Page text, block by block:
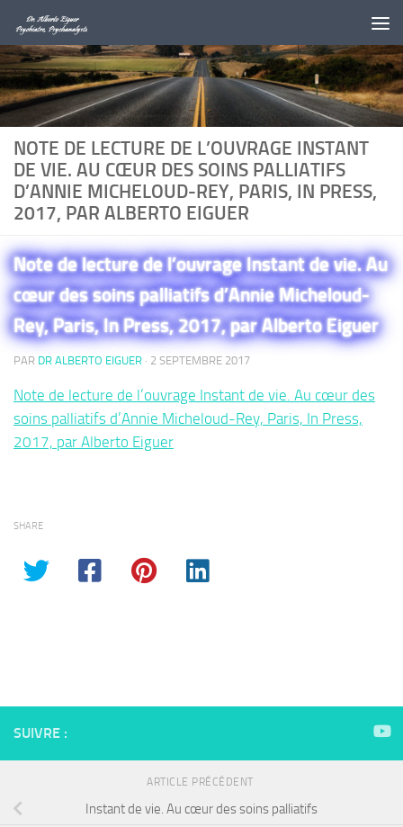
Au dessous du contenu
NOTE DE LECTURE DE L’OUVRAGE INSTANT
DE VIE. AU CŒUR DES SOINS PALLIATIFS
D’ANNIE MICHELOUD-REY, PARIS, IN PRESS,
2017, PAR ALBERTO EIGUER
Note de lecture de l’ouvrage Instant de vie. Au
cœur des soins palliatifs d’Annie Micheloud-
Rey, Paris, In Press, 2017, par Alberto Eiguer
PAR DR ALBERTO EIGUER · 2 SEPTEMBRE 2017
Note de lecture de l’ouvrage Instant de vie. Au cœur des
soins palliatifs d’Annie Micheloud-Rey, Paris, In Press,
2017, par Alberto Eiguer
SHARE
SUIVRE :
ARTICLE PRÉCÉDENT
Instant de vie. Au cœur des soins palliatifs